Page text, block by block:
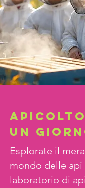
UN
Esplorate il
mondo delle api
laboratorio di